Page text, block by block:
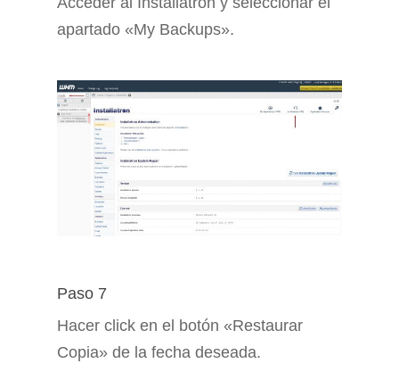
apartado «My Backups».
Paso 7
Hacer click en el botón «Restaurar
Copia» de la fecha deseada.